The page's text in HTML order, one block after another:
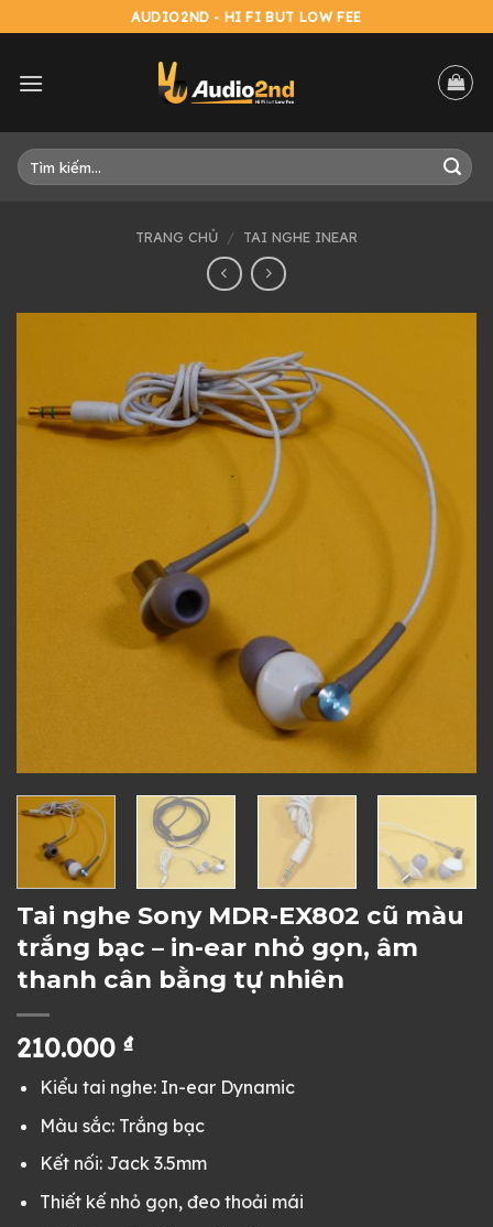
to
AUDIO2ND - HI FI BUT LOW FEE
Tìm
kiếm:
TRANG CHỦ / TAI NGHE INEAR
Tai nghe Sony MDR-EX802 cũ màu
trắng bạc – in-ear nhỏ gọn, âm
thanh cân bằng tự nhiên
210.000 ₫
Kiểu tai nghe: In-ear Dynamic
Màu sắc: Trắng bạc
Kết nối: Jack 3.5mm
Thiết kế nhỏ gọn, đeo thoải mái